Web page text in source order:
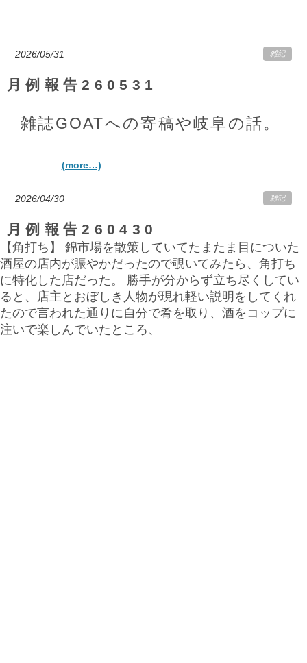
2026/05/31 雑記
月例報告260531
雑誌GOATへの寄稿や岐阜の話。
(more…)
2026/04/30 雑記
月例報告260430
【角打ち】 錦市場を散策していてたまたま目についた
酒屋の店内が賑やかだったので覗いてみたら、角打ち
に特化した店だった。 勝手が分からず立ち尽くしてい
ると、店主とおぼしき人物が現れ軽い説明をしてくれ
たので言われた通りに自分で肴を取り、酒をコップに
注いで楽しんでいたところ、